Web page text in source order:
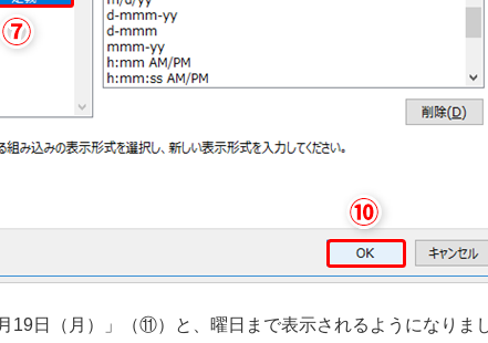
19日（月）」（⑪）と、曜日まで表示されるようになりまし